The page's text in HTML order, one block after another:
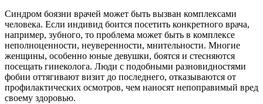
Синдром боязни врачей может быть вызван комплексами
человека. Если индивид боится посетить конкретного врача,
например, зубного, то проблема может быть в комплексе
неполноценности, неуверенности, мнительности. Многие
женщины, особенно юные девушки, боятся и стесняются
посещать гинеколога. Люди с подобными разновидностями
фобии оттягивают визит до последнего, отказываются от
профилактических осмотров, чем наносят непоправимый вред
своему здоровью.